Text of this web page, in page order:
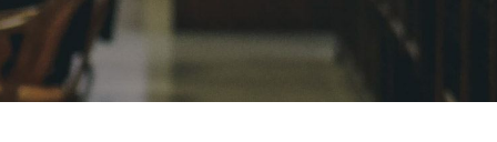
المراكز والوحدات
الأنظمة الذكية